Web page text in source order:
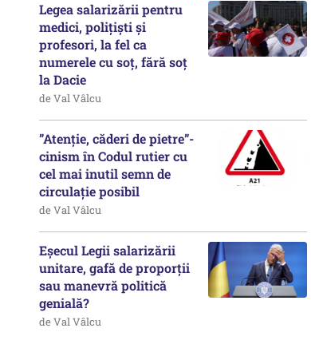
Legea salarizării pentru
medici, polițiști și
profesori, la fel ca
numerele cu soț, fără soț
la Dacie
de Val Vâlcu
”Atenție, căderi de pietre”-
cinism în Codul rutier cu
cel mai inutil semn de
circulație posibil
de Val Vâlcu
Eșecul Legii salarizării
unitare, gafă de proporții
sau manevră politică
genială?
de Val Vâlcu